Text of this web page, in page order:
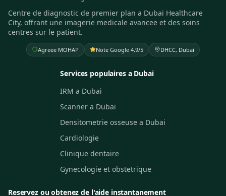
Centre de diagnostic de premier plan a Dubai Healthcare
City, offrant une imagerie medicale avancee et des soins
centres sur le patient.
Agreee MOHAP Note Google 4,9/5 DHCC, Dubai
Services populaires a Dubai
IRM a Dubai
Scanner a Dubai
Densitometrie osseuse a Dubai
Cardiologie
Clinique dentaire
Gynecologie et obstetrique
Reservez ou obtenez de l'aide instantanement